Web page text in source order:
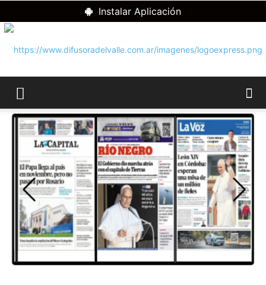
Instalar Aplicación
DIFUSORA
DEL
VALLE